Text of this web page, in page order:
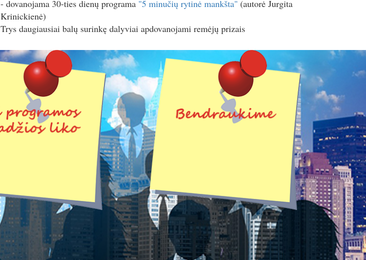
- dovanojama 30-ties dienų programa "5 minučių rytinė mankšta" (autorė Jurgita
Krinickienė)
Trys daugiausiai balų surinkę dalyviai apdovanojami remėjų prizais